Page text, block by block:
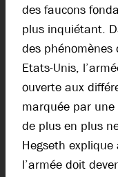
des faucons
plus inquiétant.
des phénomènes
Etats-Unis,
ouverte aux
marquée par une
de plus en plus
Hegseth
l’armée doit